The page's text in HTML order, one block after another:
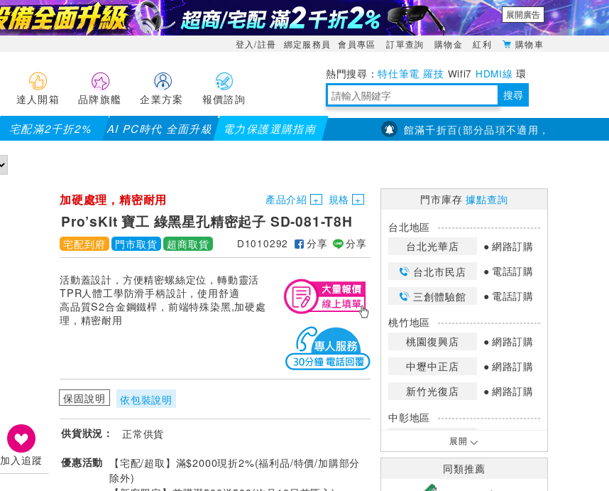
展開廣告
登入/註冊 綁定服務員 會員專區 訂單查詢 購物金 紅利 購物車
達人開箱 品牌旗艦 企業方案 報價諮詢
特仕筆電 羅技 Wifi7 HDMI線 環
境量測 明緯POWER 搜尋
宅配滿2千折2% AI PC時代 全面升級 電力保護選購指南【PX大通】全館滿千折百(部分品項不適用，滿2千折200...)
加入追蹤
加硬處理，精密耐用 產品介紹 規格
Pro’sKit 寶工 綠黑星孔精密起子 SD-081-T8H
宅配到府 門市取貨 超商取貨 D1010292 分享 分享
活動蓋設計，方便精密螺絲定位，轉動靈活
TPR人體工學防滑手柄設計，使用舒適
高品質S2合金鋼鐵桿，前端特殊染黑,加硬處
理，精密耐用
保固說明 依包裝說明
供貨狀況： 正常供貨
優惠活動
【宅配/超取】滿$2000現折2%(福利品/特價/加購部分
除外)
門市庫存據點查詢
台北地區
台北光華店
網路訂購
台北市民店
電話訂購
三創體驗館
電話訂購
桃竹地區
桃園復興店
網路訂購
中壢中正店
網路訂購
新竹光復店
網路訂購
中彰地區
台中英才店
嘉南地區
高雄中華店
展開
同類推薦